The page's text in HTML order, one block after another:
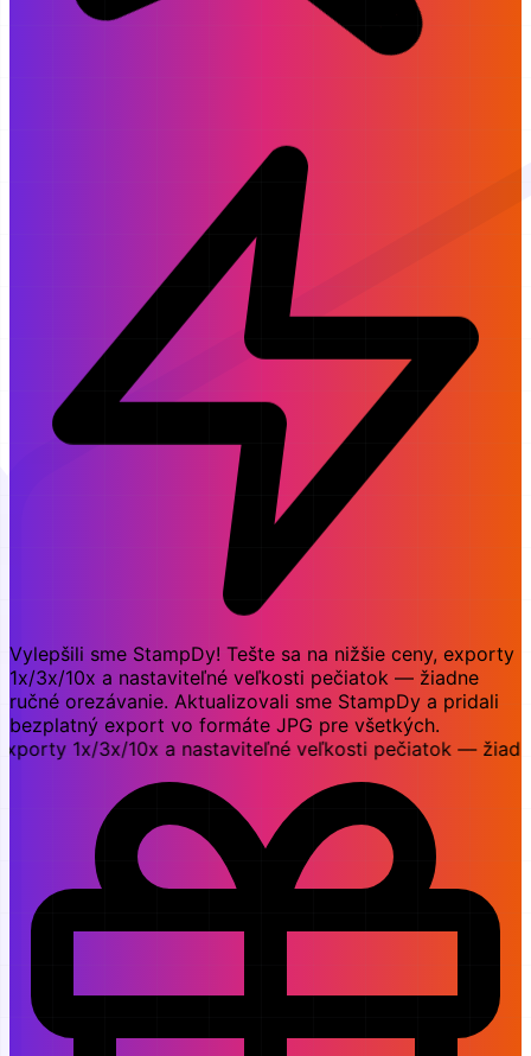
Vylepšili sme StampDy! Tešte sa na nižšie ceny, exporty
1x/3x/10x a nastaviteľné veľkosti pečiatok — žiadne
ručné orezávanie. Aktualizovali sme StampDy a pridali
bezplatný export vo formáte JPG pre všetkých.
1x/3x/10x a nastaviteľné veľkosti pečiatok — žiadne